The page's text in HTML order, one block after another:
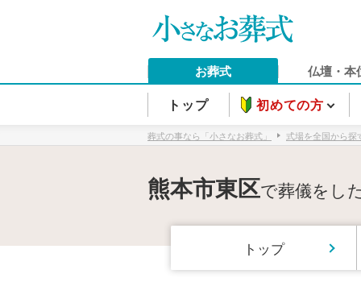
お葬式 仏壇・本
トップ 初めての方
葬式の事なら「小さなお葬式」 式場を全国から探
熊本市東区で葬儀をし
トップ